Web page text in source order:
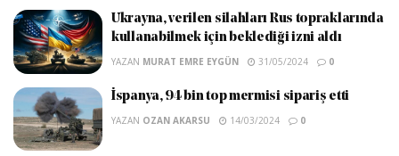
Ukrayna, verilen silahları Rus topraklarında
kullanabilmek için beklediği izni aldı
YAZAN MURAT EMRE EYGÜN 31/05/2024 0
İspanya, 94 bin top mermisi sipariş etti
YAZAN OZAN AKARSU 14/03/2024 0